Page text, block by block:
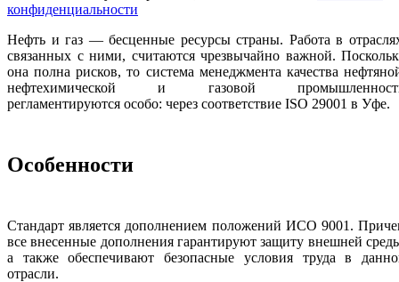
конфиденциальности
Нефть и газ — бесценные ресурсы страны. Работа в
связанных с ними, считаются чрезвычайно важной.
она полна рисков, то система менеджмента качества
нефтехимической и газовой
регламентируются особо: через соответствие ISO 29001 в Уфе.
Особенности
Стандарт является дополнением положений ИСО 9001.
все внесенные дополнения гарантируют защиту внешней
а также обеспечивают безопасные условия труда в
отрасли.